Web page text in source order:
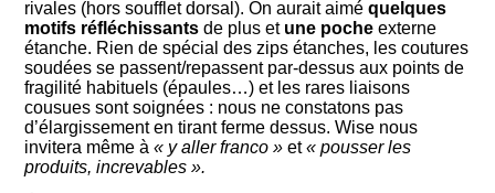
rivales (hors soufflet dorsal). On aurait aiméquelques
motifs réfléchissants de plus et une poche externe
étanche. Rien de spécial des zips étanches, les coutures
soudées se passent/repassent par-dessus aux points de
fragilité habituels (épaules…) et les rares liaisons
cousues sont soignées : nous ne constatons pas
d’élargissement en tirant ferme dessus. Wise nous
invitera même à« y aller franco » et« pousser les
produits, increvables ».